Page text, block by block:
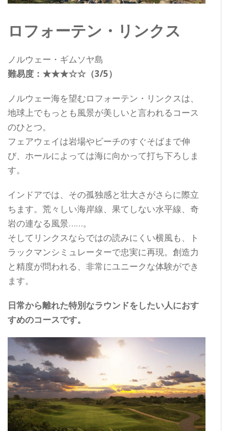
ロフォーテン・リンクス
ノルウェー・ギムソヤ島
難易度：★★★☆☆（3/5）
ノルウェー海を望むロフォーテン・リンクスは、
地球上でもっとも風景が美しいと言われるコース
のひとつ。
フェアウェイは岩場やビーチのすぐそばまで伸
び、ホールによっては海に向かって打ち下ろしま
す。
インドアでは、その孤独感と壮大さがさらに際立
ちます。荒々しい海岸線、果てしない水平線、奇
岩の連なる風景……。
そしてリンクスならではの読みにくい横風も、ト
ラックマンシミュレーターで忠実に再現。創造力
と精度が問われる、非常にユニークな体験ができ
ます。
日常から離れた特別なラウンドをしたい人におす
すめのコースです。